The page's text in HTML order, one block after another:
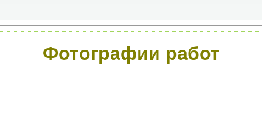
Фотографии работ